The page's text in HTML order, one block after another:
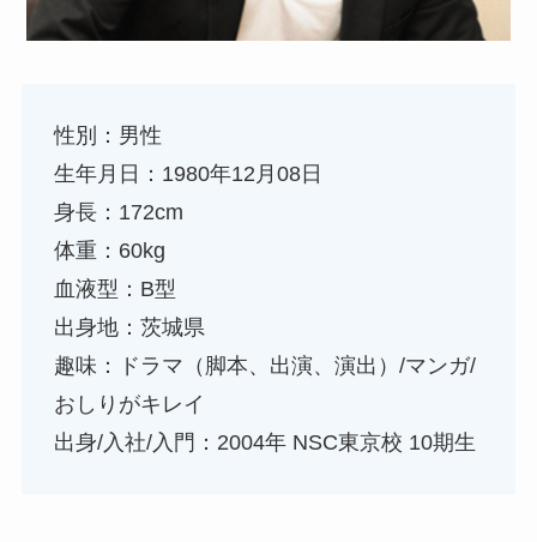
性別：男性
生年月日：1980年12月08日
身長：172cm
体重：60kg
血液型：B型
出身地：茨城県
趣味：ドラマ（脚本、出演、演出）/マンガ/
おしりがキレイ
出身/入社/入門：2004年 NSC東京校 10期生